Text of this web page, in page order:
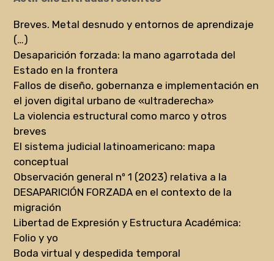
Breves. Metal desnudo y entornos de aprendizaje
(…)
Desaparición forzada: la mano agarrotada del
Estado en la frontera
Fallos de diseño, gobernanza e implementación en
el joven digital urbano de «ultraderecha»
La violencia estructural como marco y otros
breves
El sistema judicial latinoamericano: mapa
conceptual
Observación general nº 1 (2023) relativa a la
DESAPARICIÓN FORZADA en el contexto de la
migración
Libertad de Expresión y Estructura Académica:
Folio y yo
Boda virtual y despedida temporal